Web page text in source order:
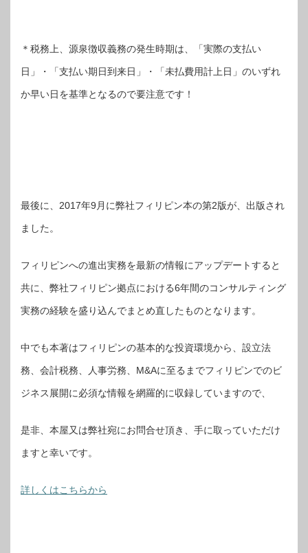
＊税務上、源泉徴収義務の発生時期は、「実際の支払い
日」・「支払い期日到来日」・「未払費用計上日」のいずれ
か早い日を基準となるので要注意です！
最後に、2017年9月に弊社フィリピン本の第2版が、出版され
ました。
フィリピンへの進出実務を最新の情報にアップデートすると
共に、弊社フィリピン拠点における6年間のコンサルティング
実務の経験を盛り込んでまとめ直したものとなります。
中でも本著はフィリピンの基本的な投資環境から、設立法
務、会計税務、人事労務、M&Aに至るまでフィリピンでのビ
ジネス展開に必須な情報を網羅的に収録していますので、
是非、本屋又は弊社宛にお問合せ頂き、手に取っていただけ
ますと幸いです。
詳しくはこちらから